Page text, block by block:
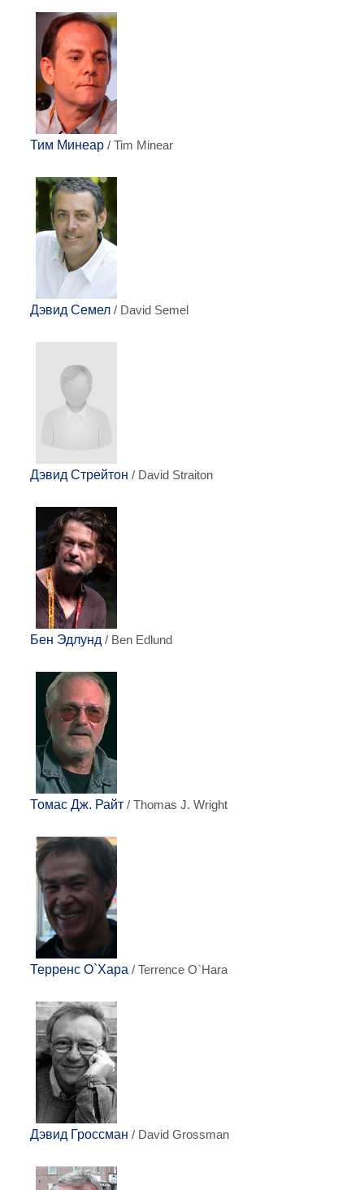
Тим Минеар / Tim Minear
Дэвид Семел / David Semel
Дэвид Стрейтон / David Straiton
Бен Эдлунд / Ben Edlund
Томас Дж. Райт / Thomas J. Wright
Терренс О`Хара / Terrence O`Hara
Дэвид Гроссман / David Grossman